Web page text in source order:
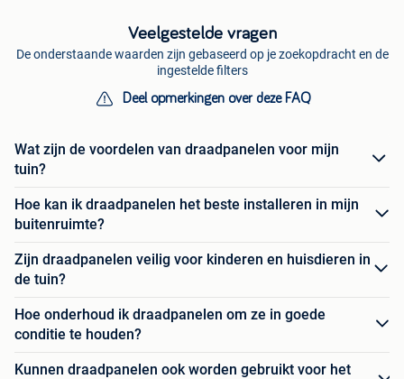
Veelgestelde vragen
De onderstaande waarden zijn gebaseerd op je zoekopdracht en de
ingestelde filters
Deel opmerkingen over deze FAQ
Wat zijn de voordelen van draadpanelen voor mijn
tuin?
Hoe kan ik draadpanelen het beste installeren in mijn
buitenruimte?
Zijn draadpanelen veilig voor kinderen en huisdieren in
de tuin?
Hoe onderhoud ik draadpanelen om ze in goede
conditie te houden?
Kunnen draadpanelen ook worden gebruikt voor het